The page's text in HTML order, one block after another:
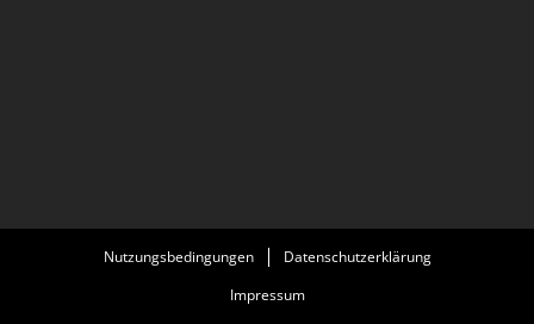
Nutzungsbedingungen
Datenschutzerklärung
Impressum